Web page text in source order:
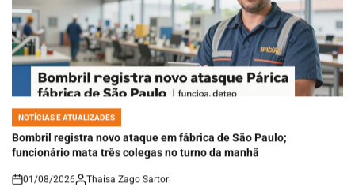
POSTED
IN
NOTÍCIAS E ATUALIZADES
Bombril registra novo ataque em fábrica de São Paulo;
funcionário mata três colegas no turno da manhã
on